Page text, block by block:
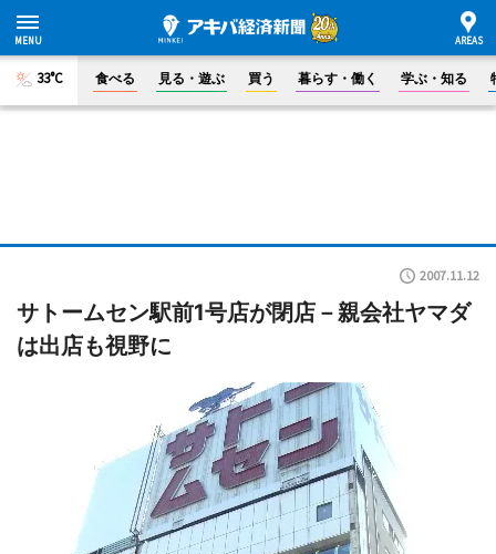
33°C 食べる 見る・遊ぶ 買う 暮らす・働く 学ぶ・知る
2007.11.12
サトームセン駅前1号店が閉店－親会社ヤマダ
は出店も視野に